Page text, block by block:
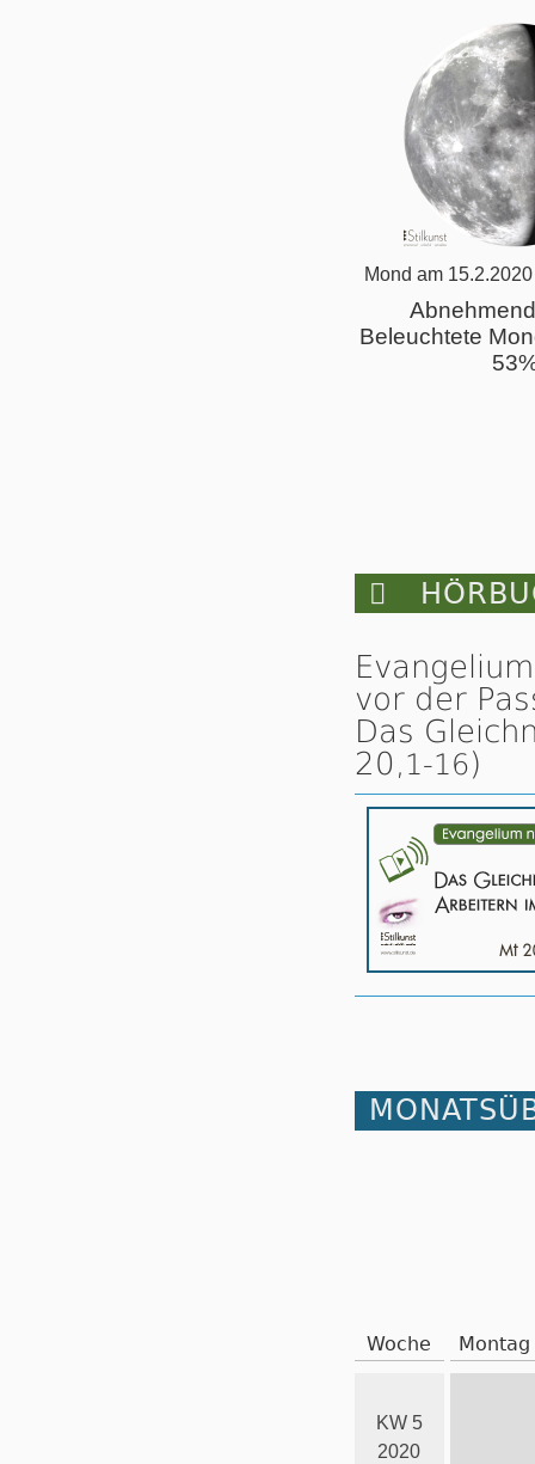
Mond am
Beleuchtete

vor der
Das
20,1-16)
Woche Montag
KW 5
2020